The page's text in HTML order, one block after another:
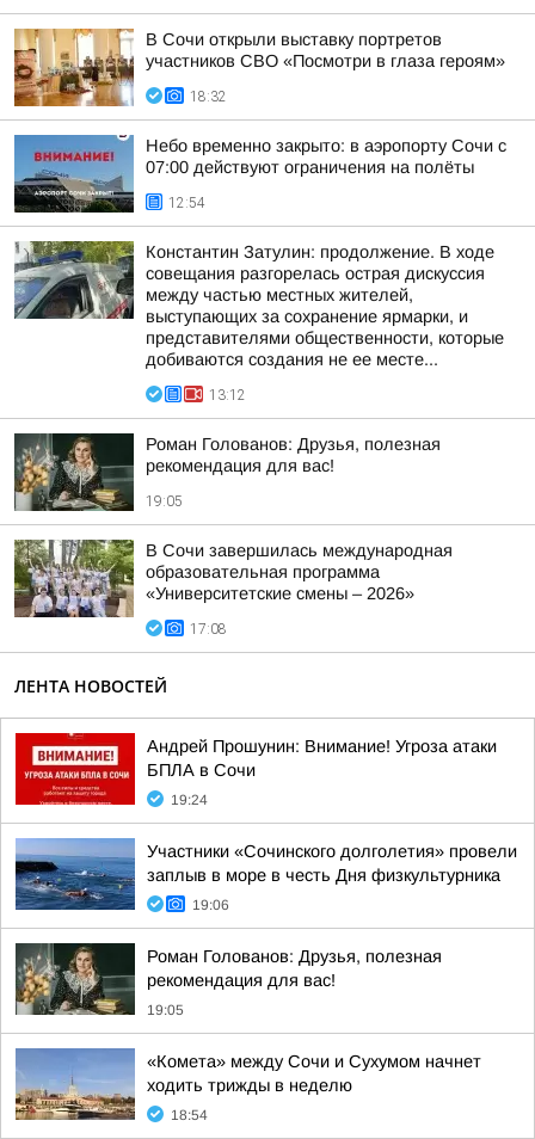
В Сочи открыли выставку портретов
участников СВО «Посмотри в глаза героям»
18:32
Небо временно закрыто: в аэропорту Сочи с
07:00 действуют ограничения на полёты
12:54
Константин Затулин: продолжение. В ходе
совещания разгорелась острая дискуссия
между частью местных жителей,
выступающих за сохранение ярмарки, и
представителями общественности, которые
добиваются создания не ее месте...
13:12
Роман Голованов: Друзья, полезная
рекомендация для вас!
19:05
В Сочи завершилась международная
образовательная программа
«Университетские смены – 2026»
17:08
ЛЕНТА НОВОСТЕЙ
Андрей Прошунин: Внимание! Угроза атаки
БПЛА в Сочи
19:24
Участники «Сочинского долголетия» провели
заплыв в море в честь Дня физкультурника
19:06
Роман Голованов: Друзья, полезная
рекомендация для вас!
19:05
«Комета» между Сочи и Сухумом начнет
ходить трижды в неделю
18:54